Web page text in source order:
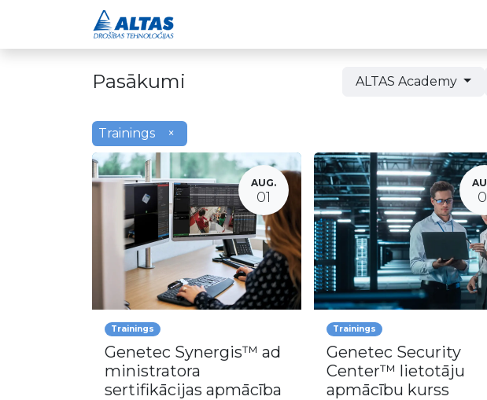
Pasākumi ALTAS Academy
Trainings ×
AUG.
01
Trainings
Genetec Synergis™ ad
ministratora
sertifikācijas apmācība
Trainings
Genetec Security
Center™ lietotāju
apmācību kurss